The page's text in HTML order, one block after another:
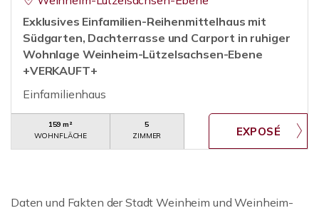
Exklusives Einfamilien-Reihenmittelhaus mit
Südgarten, Dachterrasse und Carport in ruhiger
Wohnlage Weinheim-Lützelsachsen-Ebene
+VERKAUFT+
Einfamilienhaus
159 m²
WOHNFLÄCHE
5
ZIMMER
Daten und Fakten der Stadt Weinheim und Weinheim-